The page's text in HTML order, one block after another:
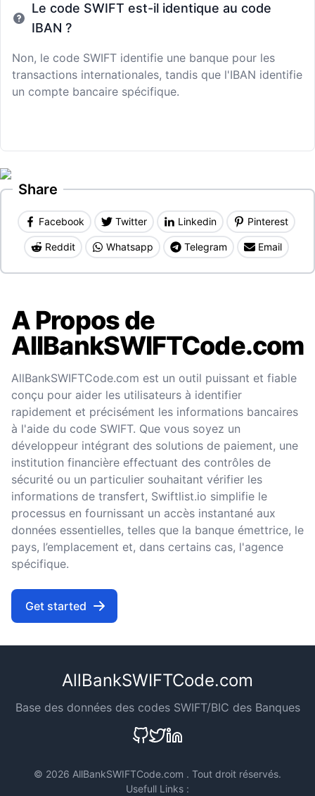
Le code SWIFT est-il identique au code
IBAN ?
Non, le code SWIFT identifie une banque pour les
transactions internationales, tandis que l'IBAN identifie
un compte bancaire spécifique.
Share
Facebook Twitter Linkedin Pinterest
Reddit Whatsapp Telegram Email
A Propos de
AllBankSWIFTCode.com
AllBankSWIFTCode.com est un outil puissant et fiable
conçu pour aider les utilisateurs à identifier
rapidement et précisément les informations bancaires
à l'aide du code SWIFT. Que vous soyez un
développeur intégrant des solutions de paiement, une
institution financière effectuant des contrôles de
sécurité ou un particulier souhaitant vérifier les
informations de transfert, Swiftlist.io simplifie le
processus en fournissant un accès instantané aux
données essentielles, telles que la banque émettrice, le
pays, l’emplacement et, dans certains cas, l'agence
spécifique.
Get started
AllBankSWIFTCode.com
Base des données des codes SWIFT/BIC des Banques
© 2026 AllBankSWIFTCode.com . Tout droit réservés.
Usefull Links :